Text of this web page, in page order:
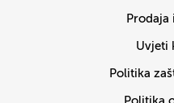
Uvjeti
Politika